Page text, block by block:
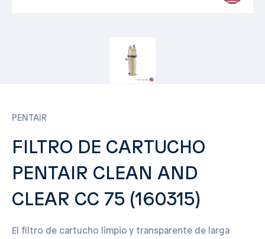
PENTAIR
FILTRO DE CARTUCHO
PENTAIR CLEAN AND
CLEAR CC 75 (160315)
El filtro de cartucho limpio y transparente de larga